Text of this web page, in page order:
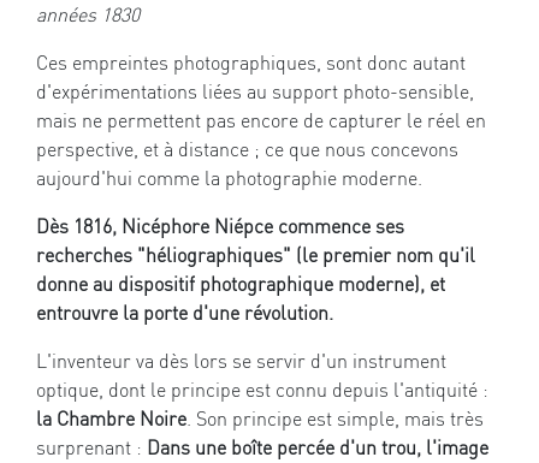
années 1830
Ces empreintes photographiques, sont donc autant
d'expérimentations liées au support photo-sensible,
mais ne permettent pas encore de capturer le réel en
perspective, et à distance ; ce que nous concevons
aujourd'hui comme la photographie moderne.
Dès 1816, Nicéphore Niépce commence ses
recherches "héliographiques" (le premier nom qu'il
donne au dispositif photographique moderne), et
entrouvre la porte d'une révolution.
L'inventeur va dès lors se servir d'un instrument
optique, dont le principe est connu depuis l'antiquité :
la Chambre Noire. Son principe est simple, mais très
surprenant : Dans une boîte percée d'un trou, l'image